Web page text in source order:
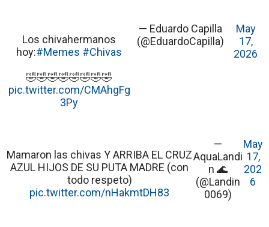
Los chivahermanos
hoy:#Memes #Chivas
🤣🤣🤣🤣🤣🤣🤣🤣
pic.twitter.com/CMAhgFg
3Py
— Eduardo Capilla
(@EduardoCapilla)
May
17,
2026
Mamaron las chivas Y ARRIBA EL CRUZ
AZUL HIJOS DE SU PUTA MADRE (con
todo respeto)
pic.twitter.com/nHakmtDH83
—
AquaLandi
n 🌊
(@Landin
0069)
May
17,
202
6